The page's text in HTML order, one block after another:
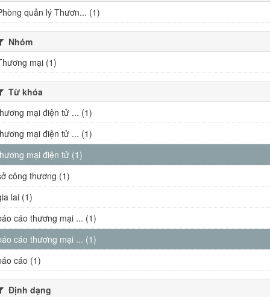
quản lý Thươn... (1)
Nhóm
mại (1)
Từ khóa
mại điện tử ... (1)
mại điện tử ... (1)
mại điện tử (1)
công thương (1)
lai (1)
cáo thương mại ... (1)
cáo thương mại ... (1)
cáo (1)
Định dạng